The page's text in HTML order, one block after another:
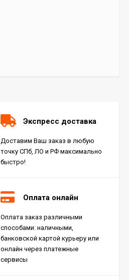
Экспресс доставка
Доставим Ваш заказ в любую
точку СПб, ЛО и РФ максимально
быстро!
Оплата онлайн
Оплата заказ различными
способами: наличными,
банковской картой курьеру или
онлайн через платежные
сервисы
Керамогранит Italon
Charme Extra Silver Ret
60x120, 610010001196